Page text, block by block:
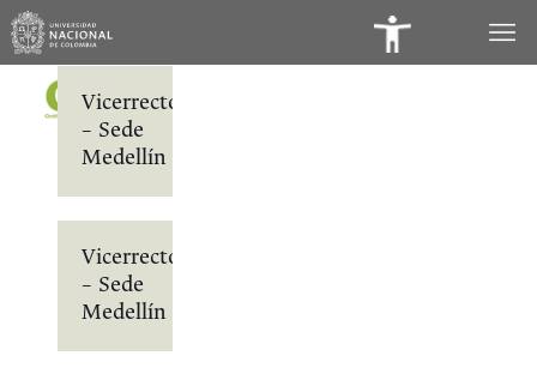
Vicerrectoría
– Sede
Medellín
Vicerrectoría
– Sede
Medellín